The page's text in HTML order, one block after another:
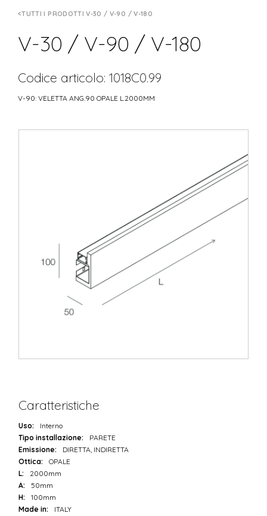
TUTTI I PRODOTTI V-30 / V-90 / V-180
V-30 / V-90 / V-180
Codice articolo: 1018C0.99
V-90: VELETTA ANG.90 OPALE L.2000MM
Caratteristiche
Uso:
Interno
Tipo installazione:
PARETE
Emissione:
DIRETTA, INDIRETTA
Ottica:
OPALE
L:
2000mm
A:
50mm
H:
100mm
Made in:
ITALY